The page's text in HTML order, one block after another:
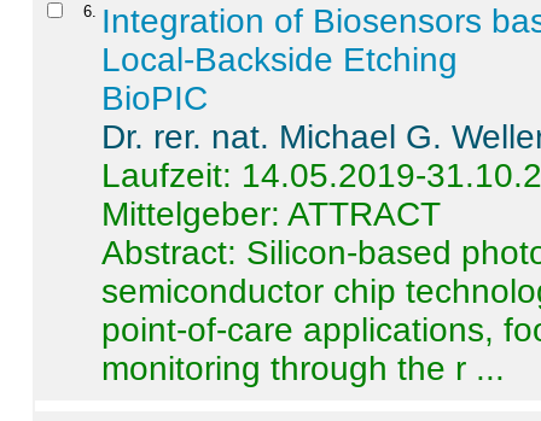
6
Integration of Biosensors
Local-Backside Etching
BioPIC
Dr. rer. nat. Michael G.
Laufzeit: 14.05.2019-
Mittelgeber: ATTRACT
Abstract: Silicon-based
semiconductor chip
point-of-care applications,
monitoring through the r ...